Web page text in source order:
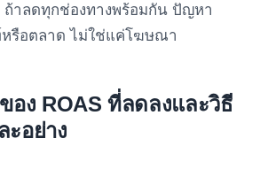
ถ้าลดทุกช่องทางพร้อมกัน ปัญหา
รือตลาด ไม่ใช่แค่โฆษณา
อง ROAS ที่ลดลงและวิธี
ะอย่าง